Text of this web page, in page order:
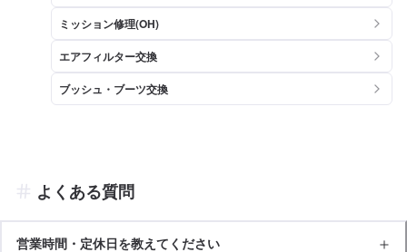
ミッション修理(OH)
エアフィルター交換
ブッシュ・ブーツ交換
よくある質問
営業時間・定休日を教えてください